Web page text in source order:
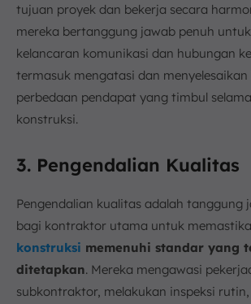
tujuan proyek dan bekerja secara
mereka bertanggung jawab penuh
kelancaran komunikasi dan hubungan
termasuk mengatasi dan
perbedaan pendapat yang timbul
konstruksi.
3. Pengendalian Kualitas
Pengendalian kualitas adalah tanggung
bagi kontraktor utama untuk
konstruksi memenuhi standar yang
ditetapkan. Mereka mengawasi
subkontraktor, melakukan inspeksi